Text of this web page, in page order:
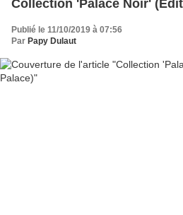
Collection 'Palace Noir'
Publié le 11/10/2019 à 07:56
Par Papy Dulaut